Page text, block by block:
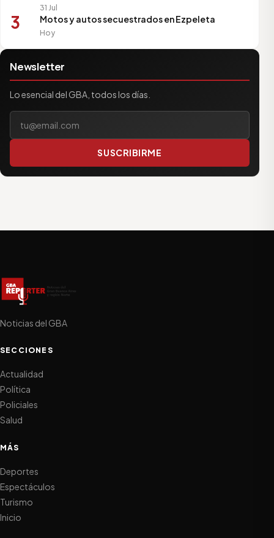
31 Jul
3 Motos y autos secuestrados en Ezpeleta
Hoy
Newsletter
Lo esencial del GBA, todos los días.
SUSCRIBIRME
Noticias del GBA
SECCIONES
Actualidad
Política
Policiales
Salud
MÁS
Deportes
Espectáculos
Turismo
Inicio